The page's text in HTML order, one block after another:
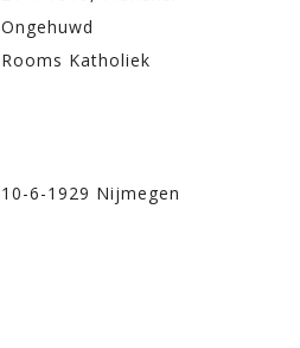
Ongehuwd
Rooms Katholiek
10-6-1929 Nijmegen